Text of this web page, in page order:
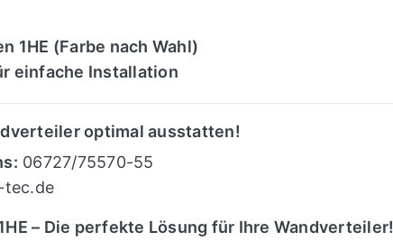
1HE (Farbe nach Wahl)
einfache Installation
optimal ausstatten!
06727/75570-55
tec.de
– Die perfekte Lösung für Ihre Wandverteiler!